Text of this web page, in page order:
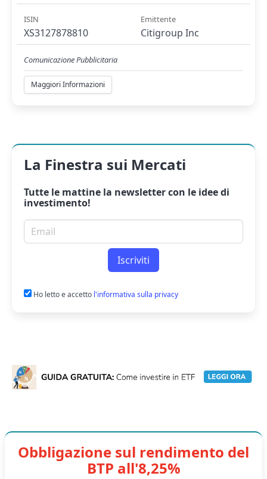
ISIN
XS3127878810
Emittente
Citigroup Inc
Comunicazione Pubblicitaria
Maggiori Informazioni
La Finestra sui Mercati
Tutte le mattine la newslettercon le idee di
investimento!
Email per newsletter
Iscriviti
Ho letto e accetto l'informativa sulla privacy
Obbligazione sul rendimento del
BTP all'8,25%